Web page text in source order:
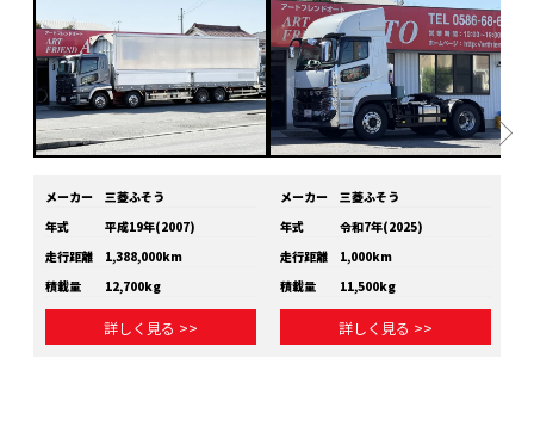
メーカー
三菱ふそう
年式
平成19年(2007)
走行距離
1,388,000km
積載量
12,700kg
詳しく見る >>
メーカー
三菱ふそう
年式
令和7年(2025)
走行距離
1,000km
積載量
11,500kg
詳しく見る >>